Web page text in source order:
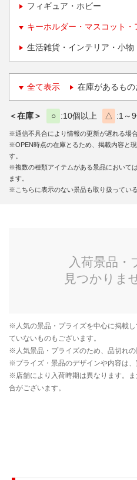
フィギュア・ホビー
キーホルダー・マスコット・
生活雑貨・インテリア・小物
全て表示 在庫があるも
＜在庫＞ ○ 10個以上 △ 1～
※通信不具合により情報の更新が遅れる場
※OPEN時点の在庫とるため、掲載内容と
す。
※複数の種類アイテムがある景品において
ます。
※こちらに表示のない景品も取り扱ってい